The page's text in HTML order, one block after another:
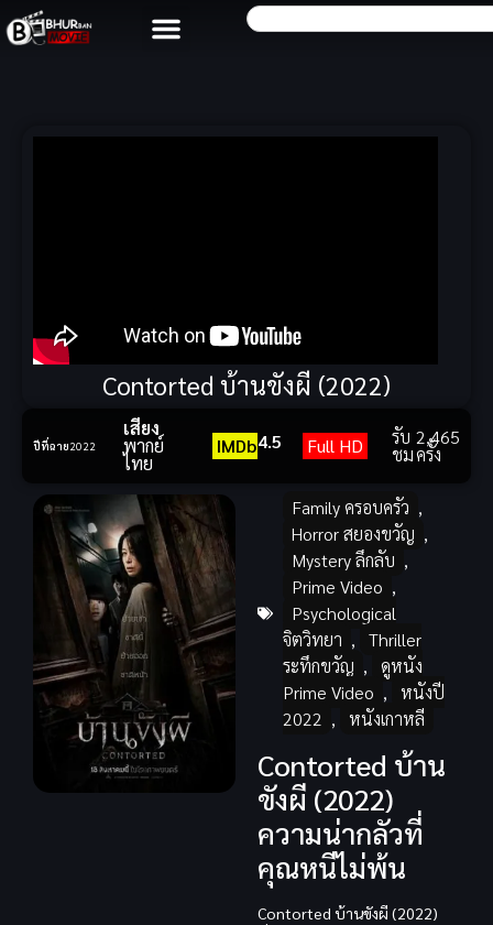
Contorted บ้านขังผี (2022)
ปีที่ฉาย2022
เสียง
พากย์
ไทย
IMDb4.5 Full HD รับ
ชม
2,465
ครั้ง
Family ครอบครัว ,
Horror สยองขวัญ ,
Mystery ลึกลับ ,
Prime Video ,
Psychological
จิตวิทยา ,
Thriller
ระทึกขวัญ ,
ดูหนัง
Prime Video ,
หนังปี
2022 , หนังเกาหลี
Contorted บ้าน
ขังผี (2022)
ความน่ากลัวที่
คุณหนีไม่พ้น
Contorted บ้านขังผี (2022)